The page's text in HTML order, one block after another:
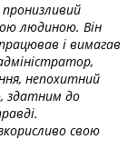
людиною. Він
і вимагав
непохитний
здатним до
свою